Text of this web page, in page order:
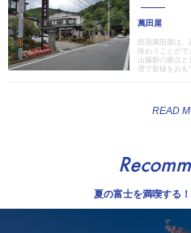
萬田屋
民宿萬田屋は
味わうことが
山撮影の拠点と
理で皆様をおも
READ
夏の富士を満喫する